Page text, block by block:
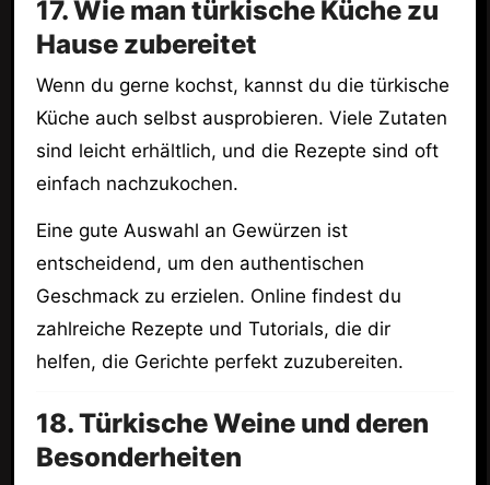
17. Wie man türkische Küche zu
Hause zubereitet
Wenn du gerne kochst, kannst du die türkische
Küche auch selbst ausprobieren. Viele Zutaten
sind leicht erhältlich, und die Rezepte sind oft
einfach nachzukochen.
Eine gute Auswahl an Gewürzen ist
entscheidend, um den authentischen
Geschmack zu erzielen. Online findest du
zahlreiche Rezepte und Tutorials, die dir
helfen, die Gerichte perfekt zuzubereiten.
18. Türkische Weine und deren
Besonderheiten